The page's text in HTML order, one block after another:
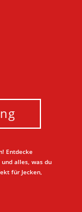
Entdecke
alles, was du
für Jecken,